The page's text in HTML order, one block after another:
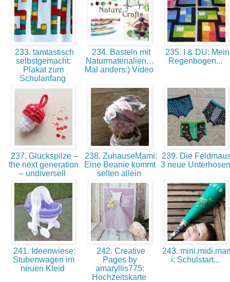
233. tamtastisch
selbstgemacht:
Plakat zum
Schulanfang
234. Basteln mit
Naturmaterialien…
Mal anders:) Video
235. I & DU: Mein
Regenbogen...
237. Glückspilze –
the next generation
– undiversell
238. ZuhauseMami:
Eine Beanie kommt
selten allein
239. Die
3 neue
241. Ideenwiese:
Stubenwagen im
neuen Kleid
242. Creative
Pages by
amaryllis775:
Hochzeitskarte
243.
i: Schulstart...